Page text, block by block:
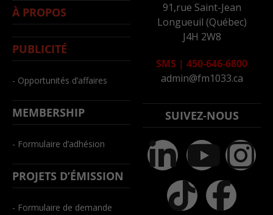
À PROPOS
PUBLICITÉ
- Opportunités d’affaires
MEMBERSHIP
- Formulaire d’adhésion
PROJETS D’ÉMISSION
- Formulaire de demande
91,rue Saint-Jean
Longueuil (Québec)
J4H 2W8
SMS | 450-646-6800
admin@fm1033.ca
SUIVEZ-NOUS